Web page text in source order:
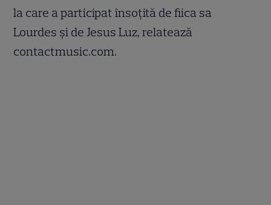
la care a participat însoţită de fiica sa
Lourdes şi de Jesus Luz, relatează
contactmusic.com.